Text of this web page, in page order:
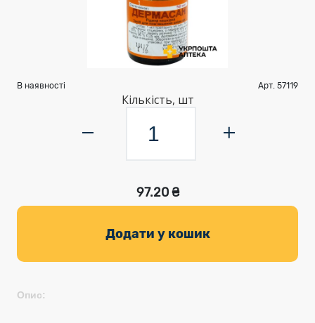
В наявності Арт. 57119
Кількість, шт
97.20 ₴
Додати у кошик
Опис: